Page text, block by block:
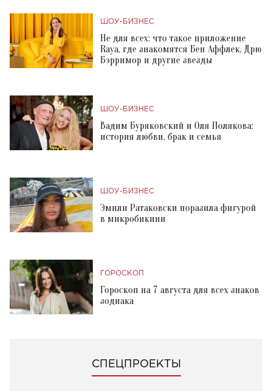
ШОУ-БИЗНЕС
Не для всех: что такое приложение
Raya, где знакомятся Бен Аффлек, Дрю
Бэрримор и другие звезды
ШОУ-БИЗНЕС
Вадим Буряковский и Оля Полякова:
история любви, брак и семья
ШОУ-БИЗНЕС
Эмили Ратаковски поразила фигурой
в микробикини
ГОРОСКОП
Гороскоп на 7 августа для всех знаков
зодиака
СПЕЦПРОЕКТЫ